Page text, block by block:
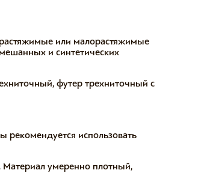
или малорастяжимые
и синтетических
футер трехниточный с
рекомендуется использовать
Материал умеренно плотный,